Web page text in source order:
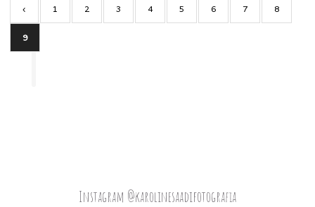
‹ 1 2 3 4 5 6 7 8
9
Instagram @karolinesaadifotografia